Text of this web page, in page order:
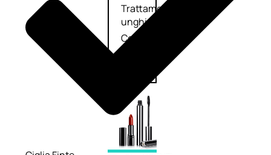
Trattamenti
unghie
Cofanetti
unghie